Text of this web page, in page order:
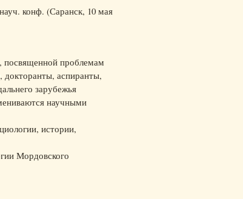
конф. (Саранск, 10 мая
посвященной проблемам
аспиранты,
зарубежья
научными
истории,
Мордовского